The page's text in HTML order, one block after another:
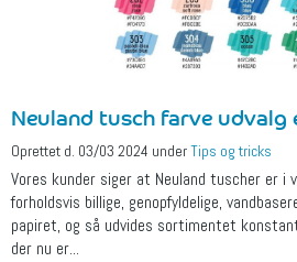
Neuland tusch farve
Oprettet d. 03/03 2024 underTips og tricks
Vores kunder siger at Neuland tuscher er i
forholdsvis billige, genopfyldelige,
papiret, og så udvides sortimentet
der nu er...